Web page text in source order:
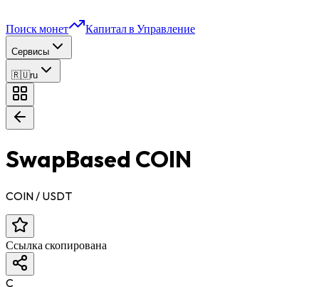
Поиск монет Капитал в Управление
Сервисы
🇷🇺ru
SwapBased COIN
COIN / USDT
Ссылка скопирована
C